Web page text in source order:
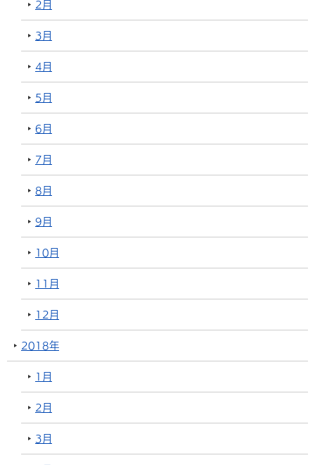
2月
3月
4月
5月
6月
7月
8月
9月
10月
11月
12月
2018年
1月
2月
3月